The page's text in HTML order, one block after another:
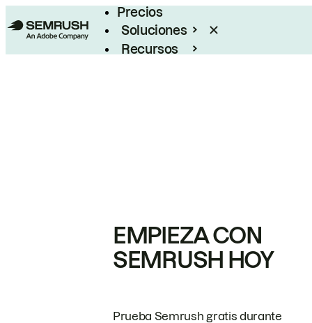
Precios
Soluciones
Recursos
EMPIEZA CON
SEMRUSH HOY
Prueba Semrush gratis durante